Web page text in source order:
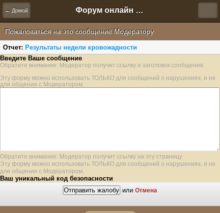
← Домой Форум онлайн игры "Новая Эра" (Нюра Биз)
Пожаловаться на это сообщение Модератору
Отчет: Результаты недели кровожадности
Введите Ваше сообщение
Обратите внимание: Модератор получит ссылку и заголовок сообщения.
Эту форму можно использовать ТОЛЬКО для сообщений о нарушениях, и не
для общения с Модератором.
Обратите внимание: Модератор получит ссылку на эту страницу
Эту форму можно использовать ТОЛЬКО для сообщений о нарушениях, и не
для общения с Модератором.
Ваш уникальный код безопасности
или Отмена